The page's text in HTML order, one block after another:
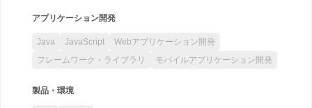
アプリケーション開発
Java JavaScript
Webアプリケーション開発
フレームワーク・ライブラリ
モバイルアプリケーション開発
製品・環境